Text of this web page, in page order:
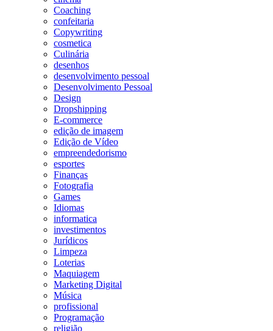
Coaching
confeitaria
Copywriting
cosmetica
Culinária
desenhos
desenvolvimento pessoal
Desenvolvimento Pessoal
Design
Dropshipping
E-commerce
edição de imagem
Edição de Vídeo
empreendedorismo
esportes
Finanças
Fotografia
Games
Idiomas
informatica
investimentos
Jurídicos
Limpeza
Loterias
Maquiagem
Marketing Digital
Música
profissional
Programação
religião